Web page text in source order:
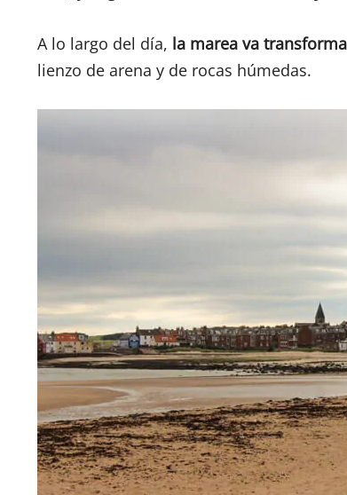
A lo largo del día, la marea va
lienzo de arena y de rocas húmedas.